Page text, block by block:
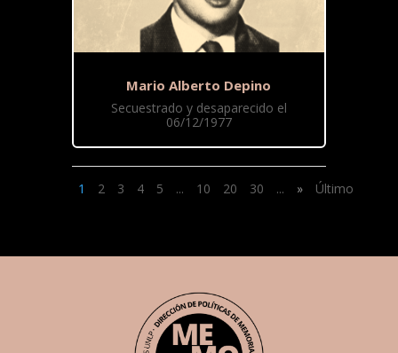
Mario Alberto Depino
Secuestrado y desaparecido el
06/12/1977
1 2 3 4 5 ... 10 20 30 ... » Último